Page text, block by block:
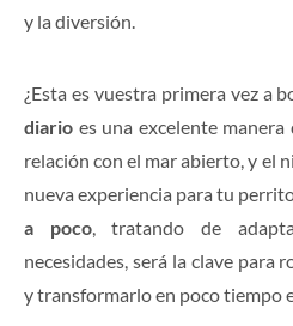
y la diversión.
¿Esta es vuestra primera vez a
diario es una excelente
relación con el mar abierto, y el
nueva experiencia para tu
a poco, tratando de
necesidades, será la clave para
y transformarlo en poco tiempo